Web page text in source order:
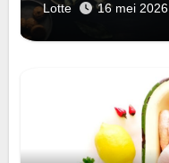
Lotte 16 mei 2026